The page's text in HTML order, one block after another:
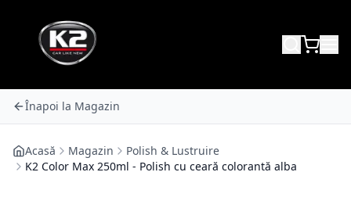
Înapoi la Magazin
Acasă Magazin
Polish & Lustruire
K2 Color Max 250ml - Polish cu ceară colorantă alba